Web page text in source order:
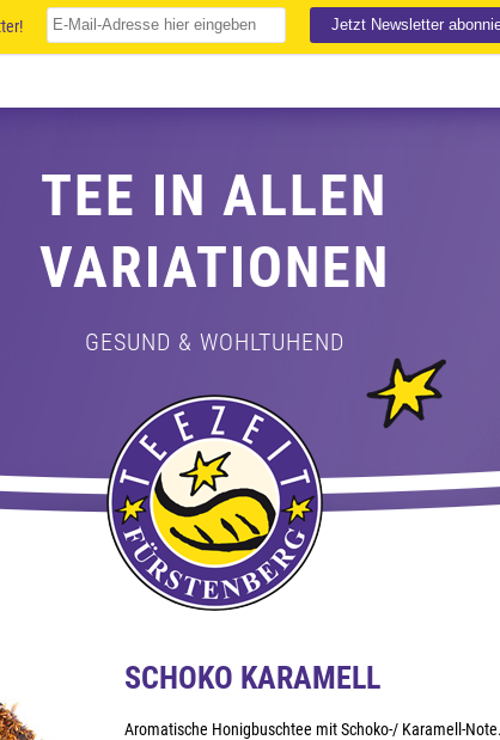
TEE IN ALLEN
VARIATIONEN
GESUND & WOHLTUHEND
SCHOKO KARAMELL
Aromatische Honigbuschtee mit Schoko-/ Karamell-Note.